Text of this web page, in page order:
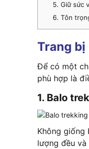
5. Giữ sức
6. Tôn
Trang
Để có một
phù hợp là
1. Balo
Không
lượng đều